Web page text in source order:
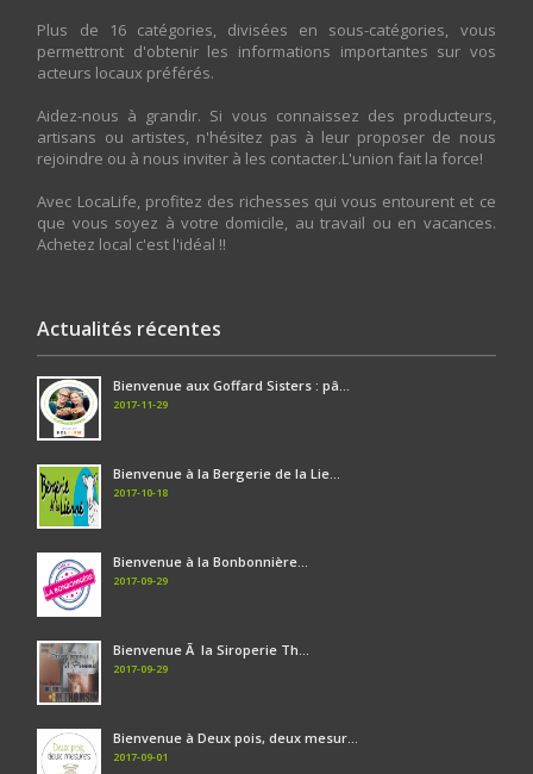
Plus de 16 catégories, divisées en sous-catégories, vous
permettront d'obtenir les informations importantes sur vos
acteurs locaux préférés.
Aidez-nous à grandir. Si vous connaissez des producteurs,
artisans ou artistes, n'hésitez pas à leur proposer de nous
rejoindre ou à nous inviter à les contacter.L'union fait la force!
Avec LocaLife, profitez des richesses qui vous entourent et ce
que vous soyez à votre domicile, au travail ou en vacances.
Achetez local c'est l'idéal !!
Actualités récentes
Bienvenue aux Goffard Sisters : pâ...
2017-11-29
Bienvenue à la Bergerie de la Lie...
2017-10-18
Bienvenue à la Bonbonnière...
2017-09-29
Bienvenue Ã la Siroperie Th...
2017-09-29
Bienvenue à Deux pois, deux mesur...
2017-09-01